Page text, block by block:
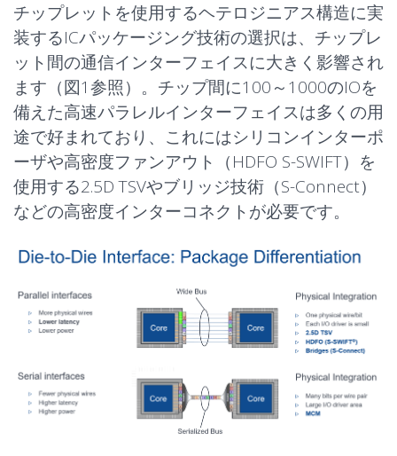
チップレットを使用するヘテロジニアス構造に実
装するICパッケージング技術の選択は、チップレ
ット間の通信インターフェイスに大きく影響され
ます（図1参照）。チップ間に100～1000のIOを
備えた高速パラレルインターフェイスは多くの用
途で好まれており、これにはシリコンインターポ
ーザや高密度ファンアウト（HDFO S-SWIFT）を
使用する2.5D TSVやブリッジ技術（S-Connect）
などの高密度インターコネクトが必要です。